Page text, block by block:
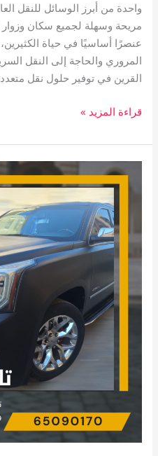
واحدة من أبرز الوسائل للنقل
مريحة وسهلة لجميع سكان
عنصرًا أساسيًا في حياة
المروري والحاجة إلى النقل
القرين في توفير حلول نقل
قراءة المزيد »
تاكسي
المسايل